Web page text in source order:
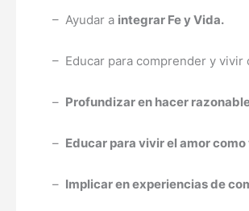
– Ayudar a integrar Fe y Vida.
– Educar para comprender y vivir
– Profundizar en hacer
– Educar para vivir el amor
– Implicar en experiencias de